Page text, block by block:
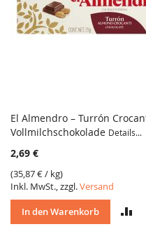
El Almendro – Turrón
Vollmilchschokolade Details...
2,69 €
(35,87 €/ kg)
Inkl. MwSt., zzgl.Versand
In den Warenkorb